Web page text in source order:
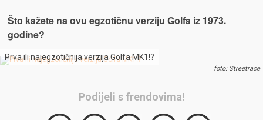
Što kažete na ovu egzotičnu verziju Golfa iz 1973.
godine?
Prva ili najegzotičnija verzija Golfa MK1!?
foto: Streetrace
Podijeli s frendovima!